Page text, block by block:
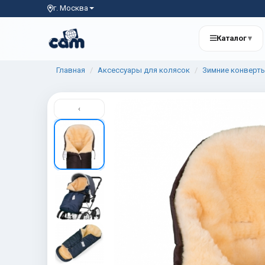
г. Москва
Каталог▾
Главная Аксессуары для колясок Зимние
‹